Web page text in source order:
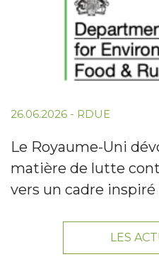
26.06.2026 - RDUE
Le Royaume-Uni
matière de lutte
vers un cadre inspiré
LES